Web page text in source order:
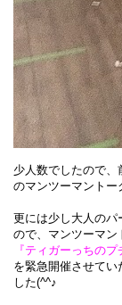
少人数でしたので
のマンツーマントー
更には少し大人のパ
ので、 マンツーマン
『ティガーっちのプ
を緊急開催させてい
した(^^♪